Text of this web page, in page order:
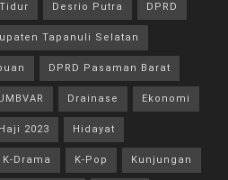
Desrio Putra DPRD
Tapanuli Selatan
DPRD Pasaman Barat
Drainase Ekonomi
Haji 2023 Hidayat
K-Drama K-Pop Kunjungan